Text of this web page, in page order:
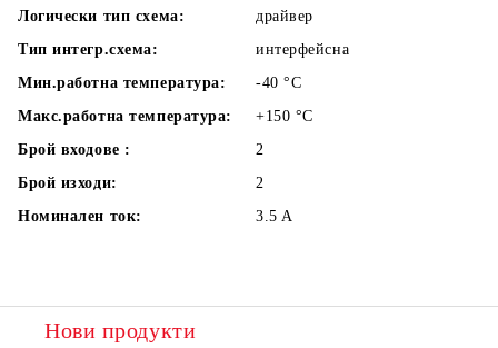
Логически тип схема:
драйвер
Тип интегр.схема:
интерфейсна
Мин.работна температура:
-40°C
Макс.работна температура:
+150 °C
Брой входове :
2
Брой изходи:
2
Номинален ток:
3.5A
Нови продукти